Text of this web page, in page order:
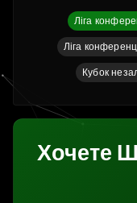
Ліга
Ліга
Кубок
Хочете